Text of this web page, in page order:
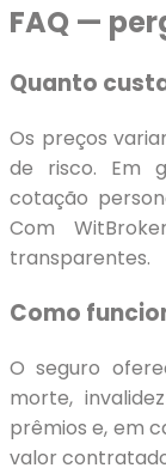
FAQ —
Quanto
Os preços
de risco. Em
cotação
Com
transparentes.
Como
O seguro
morte,
prêmios e, em
valor